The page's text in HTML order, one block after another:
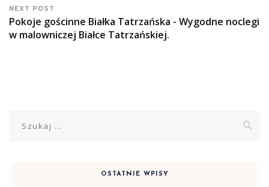
NEXT POST
Pokoje gościnne Białka Tatrzańska - Wygodne noclegi
w malowniczej Białce Tatrzańskiej.
OSTATNIE WPISY